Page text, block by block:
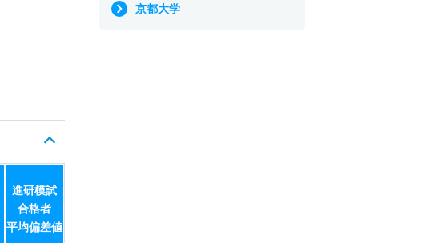
進研模試
合格者
平均偏差値
京都大学